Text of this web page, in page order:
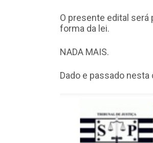
O presente edital será
forma da lei.
NADA MAIS.
Dado e passado